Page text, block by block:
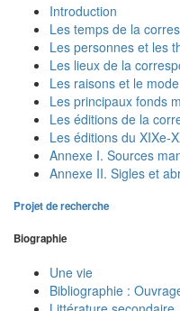
Introduction
Les temps de la
Les personnes et les
Les lieux de la
Les raisons et le
Les principaux fonds
Les éditions de la
Les éditions du XIXe-
Annexe I. Sources
Annexe II. Sigles et
Projet de recherche
Biographie
Une vie
Bibliographie :